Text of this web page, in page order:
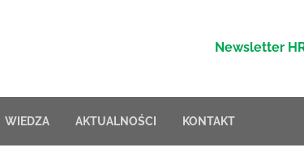
Newsletter
WIEDZA AKTUALNOŚCI KONTAKT